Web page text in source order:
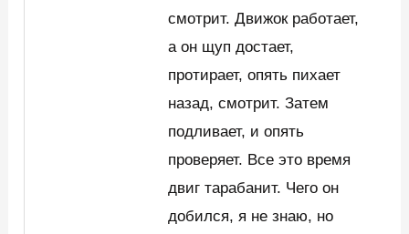
смотрит. Движок работает,
а он щуп достает,
протирает, опять пихает
назад, смотрит. Затем
подливает, и опять
проверяет. Все это время
двиг тарабанит. Чего он
добился, я не знаю, но